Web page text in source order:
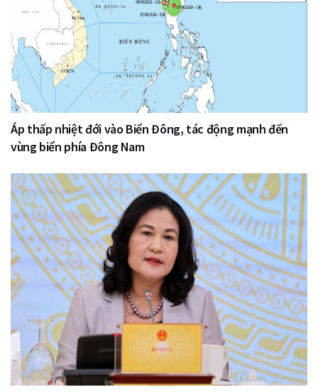
Áp thấp nhiệt đới vào Biển Đông, tác động mạnh đến
vùng biển phía Đông Nam